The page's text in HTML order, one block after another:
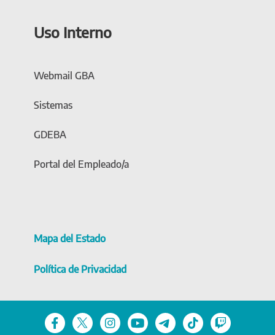
Uso Interno
Webmail GBA
Sistemas
GDEBA
Portal del Empleado/a
Mapa del Estado
Política de Privacidad